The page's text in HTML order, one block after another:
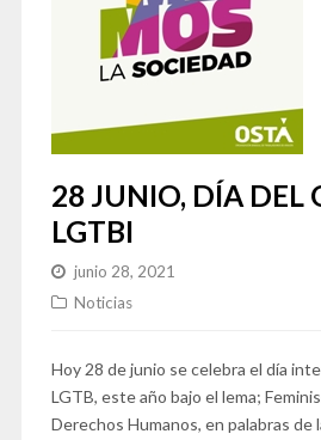
28 JUNIO, DÍA DEL
LGTBI
junio 28, 2021
Noticias
Hoy 28 de junio se celebra el día
LGTB, este año bajo el lema;
Derechos Humanos, en palabras de